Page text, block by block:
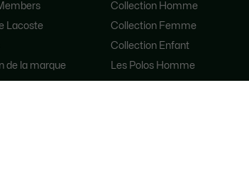
Lacoste
de la marque
Collection Homme
Collection Femme
Collection Enfant
Les Polos Homme